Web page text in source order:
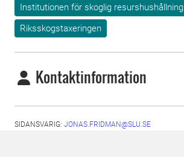
Institutionen för skoglig resurshushållning
Riksskogstaxeringen
Kontaktinformation
SIDANSVARIG: JONAS.FRIDMAN@SLU.SE